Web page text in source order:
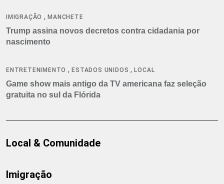
IMIGRAÇÃO ,MANCHETE
Trump assina novos decretos contra cidadania por
nascimento
ENTRETENIMENTO ,ESTADOS UNIDOS ,LOCAL
Game show mais antigo da TV americana faz seleção
gratuita no sul da Flórida
Local & Comunidade
Imigração